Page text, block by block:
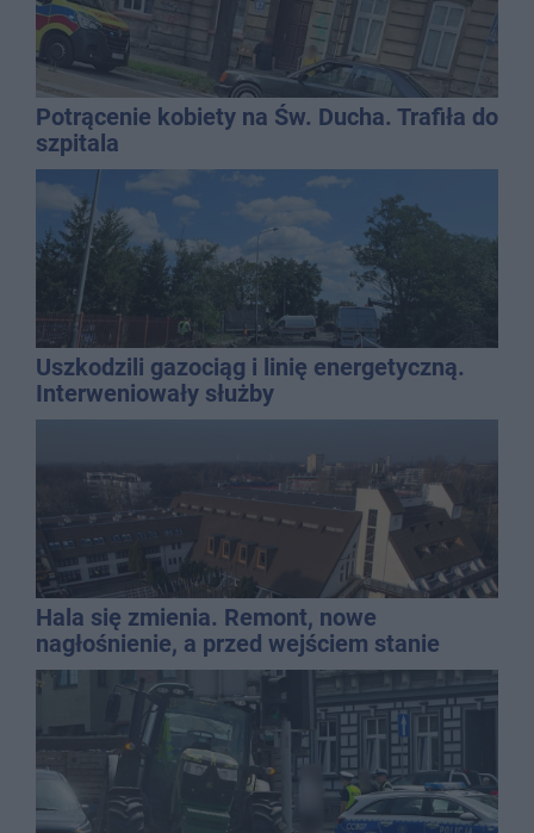
Potrącenie kobiety na Św. Ducha. Trafiła do
szpitala
Uszkodzili gazociąg i linię energetyczną.
Interweniowały służby
Hala się zmienia. Remont, nowe
nagłośnienie, a przed wejściem stanie
QEMETICA ARENA